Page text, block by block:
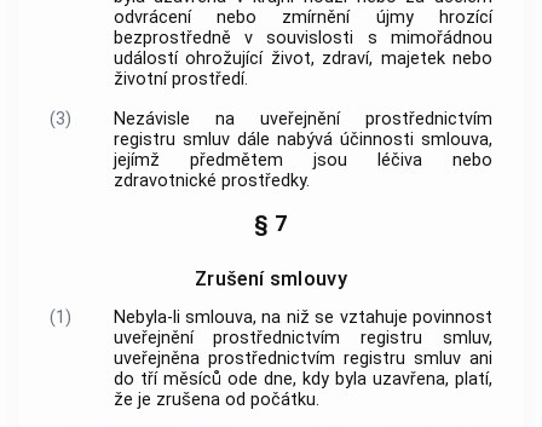
odvrácení nebo zmírnění újmy hrozící
bezprostředně v souvislosti s mimořádnou
událostí ohrožující život, zdraví, majetek nebo
životní prostředí.
(3)
Nezávisle na uveřejnění prostřednictvím
registru smluv dále nabývá účinnosti smlouva,
jejímž předmětem jsou léčiva nebo
zdravotnické prostředky.
§ 7
Zrušení smlouvy
(1)
Nebyla-li smlouva, na niž se vztahuje povinnost
uveřejnění prostřednictvím registru smluv,
uveřejněna prostřednictvím registru smluv ani
do tří měsíců ode dne, kdy byla uzavřena, platí,
že je zrušena od počátku.